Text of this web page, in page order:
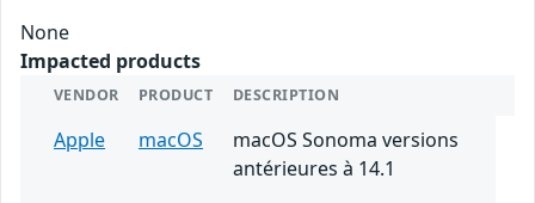
None
Impacted products
VENDOR PRODUCT DESCRIPTION
Apple macOS
macOS Sonoma versions
antérieures à 14.1